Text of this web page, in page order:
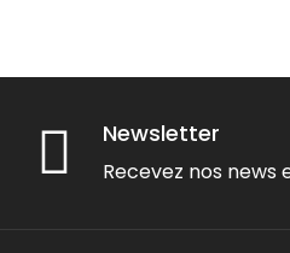
Newsletter
Recevez nos news